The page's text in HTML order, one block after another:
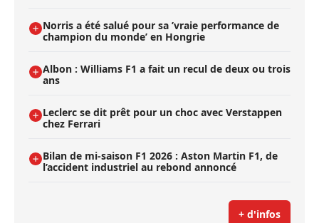
Norris a été salué pour sa ’vraie performance de
champion du monde’ en Hongrie
Albon : Williams F1 a fait un recul de deux ou trois
ans
Leclerc se dit prêt pour un choc avec Verstappen
chez Ferrari
Bilan de mi-saison F1 2026 : Aston Martin F1, de
l’accident industriel au rebond annoncé
+ d'infos